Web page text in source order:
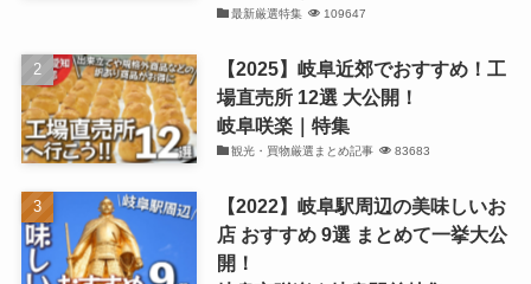
最新厳選特集 109647
【2025】岐阜近郊でおすすめ！工
場直売所 12選 大公開！
岐阜咲楽｜特集
観光・買物厳選まとめ記事 83683
【2022】岐阜駅周辺の美味しいお
店 おすすめ 9選 まとめて一挙大公
開！